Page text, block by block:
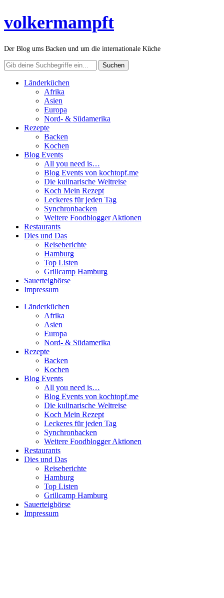
volkermampft
Der Blog ums Backen und um die internationale Küche
Länderküchen
Afrika
Asien
Europa
Nord- & Südamerika
Rezepte
Backen
Kochen
Blog Events
All you need is…
Blog Events von kochtopf.me
Die kulinarische Weltreise
Koch Mein Rezept
Leckeres für jeden Tag
Synchronbacken
Weitere Foodblogger Aktionen
Restaurants
Dies und Das
Reiseberichte
Hamburg
Top Listen
Grillcamp Hamburg
Sauerteigbörse
Impressum
Länderküchen
Afrika
Asien
Europa
Nord- & Südamerika
Rezepte
Backen
Kochen
Blog Events
All you need is…
Blog Events von kochtopf.me
Die kulinarische Weltreise
Koch Mein Rezept
Leckeres für jeden Tag
Synchronbacken
Weitere Foodblogger Aktionen
Restaurants
Dies und Das
Reiseberichte
Hamburg
Top Listen
Grillcamp Hamburg
Sauerteigbörse
Impressum